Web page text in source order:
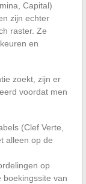
Capital)
zijn echter
raster. Ze
en
zoekt, zijn er
voordat men
(Clef Verte,
alleen op de
op
boekingssite van